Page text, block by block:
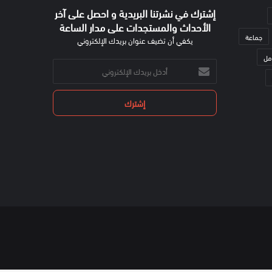
جماعة
إشترك في نشرتنا البريدية و احصل على آخر
الأحداث والمستجدات على مدار الساعة
يكفي أن تضيف عنوان بريدك الإلكتروني
أدخل
بريدك
الإلكتروني